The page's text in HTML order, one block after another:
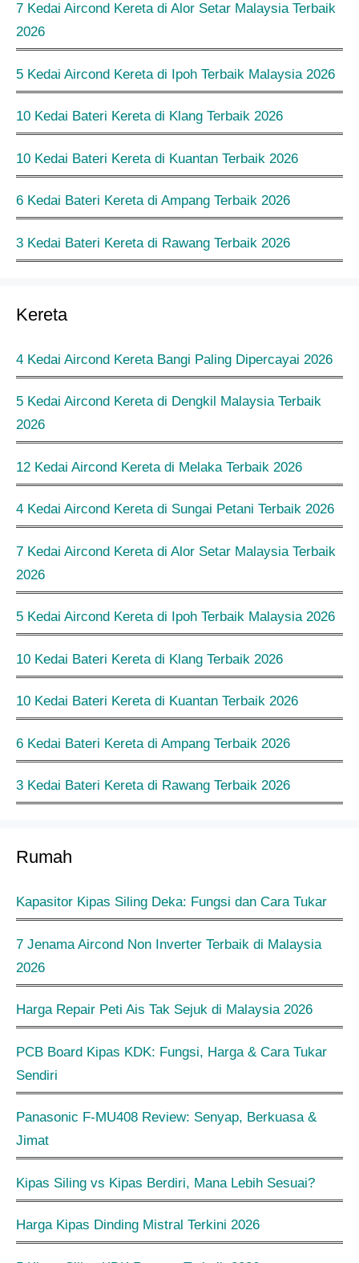
7 Kedai Aircond Kereta di Alor Setar Malaysia Terbaik
2026
5 Kedai Aircond Kereta di Ipoh Terbaik Malaysia 2026
10 Kedai Bateri Kereta di Klang Terbaik 2026
10 Kedai Bateri Kereta di Kuantan Terbaik 2026
6 Kedai Bateri Kereta di Ampang Terbaik 2026
3 Kedai Bateri Kereta di Rawang Terbaik 2026
Kereta
4 Kedai Aircond Kereta Bangi Paling Dipercayai 2026
5 Kedai Aircond Kereta di Dengkil Malaysia Terbaik
2026
12 Kedai Aircond Kereta di Melaka Terbaik 2026
4 Kedai Aircond Kereta di Sungai Petani Terbaik 2026
7 Kedai Aircond Kereta di Alor Setar Malaysia Terbaik
2026
5 Kedai Aircond Kereta di Ipoh Terbaik Malaysia 2026
10 Kedai Bateri Kereta di Klang Terbaik 2026
10 Kedai Bateri Kereta di Kuantan Terbaik 2026
6 Kedai Bateri Kereta di Ampang Terbaik 2026
3 Kedai Bateri Kereta di Rawang Terbaik 2026
Rumah
Kapasitor Kipas Siling Deka: Fungsi dan Cara Tukar
7 Jenama Aircond Non Inverter Terbaik di Malaysia
2026
Harga Repair Peti Ais Tak Sejuk di Malaysia 2026
PCB Board Kipas KDK: Fungsi, Harga & Cara Tukar
Sendiri
Panasonic F-MU408 Review: Senyap, Berkuasa &
Jimat
Kipas Siling vs Kipas Berdiri, Mana Lebih Sesuai?
Harga Kipas Dinding Mistral Terkini 2026